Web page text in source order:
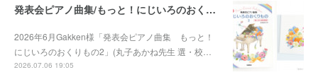
発表会ピアノ曲集/もっと！にじいろのおくりもの2
2026年6月Gakken様「発表会ピアノ曲集 もっと！
にじいろのおくりもの2」(丸子あかね先生 選・校…
2026.07.06 19:05